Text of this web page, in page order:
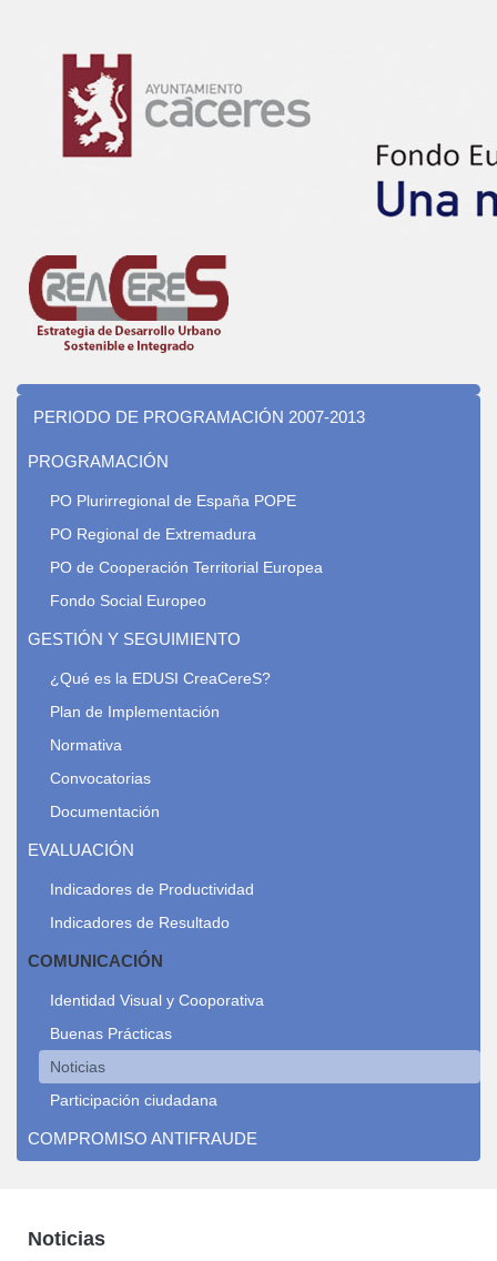
PERIODO DE PROGRAMACIÓN 2007-2013
PROGRAMACIÓN
PO Plurirregional de España POPE
PO Regional de Extremadura
PO de Cooperación Territorial Europea
Fondo Social Europeo
GESTIÓN Y SEGUIMIENTO
¿Qué es la EDUSI CreaCereS?
Plan de Implementación
Normativa
Convocatorias
Documentación
EVALUACIÓN
Indicadores de Productividad
Indicadores de Resultado
COMUNICACIÓN
Identidad Visual y Cooporativa
Buenas Prácticas
Noticias
Participación ciudadana
COMPROMISO ANTIFRAUDE
Noticias